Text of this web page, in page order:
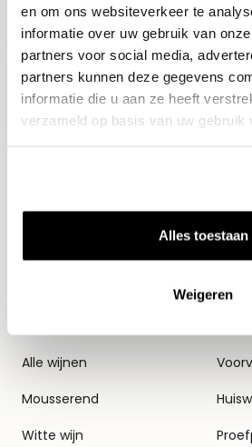
en om ons websiteverkeer te
informatie over uw gebruik van
partners voor social media,
partners kunnen deze gegevens
informatie die u aan ze heeft
verzameld op basis van uw gebruik
Alles toestaan
Weigeren
E-mailadres
Aanmelden
Alle wijnen
Mousserend
Witte wijn